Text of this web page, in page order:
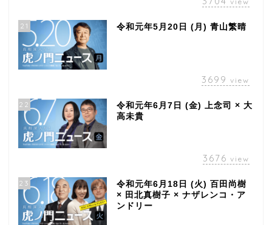
21 令和元年5月20日 (月) 青山繁晴
3699 view
22
令和元年6月7日 (金) 上念司 × 大
高未貴
3676 view
23
令和元年6月18日 (火) 百田尚樹
× 田北真樹子 × ナザレンコ・ア
ンドリー